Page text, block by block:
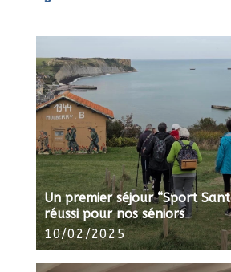
Un premier séjour “Sport
réussi pour nos séniors
10/02/2025